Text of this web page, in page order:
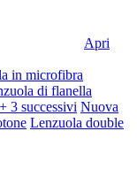
Apri
in microfibra
di flanella
+ 3 successivi Nuova
Lenzuola double